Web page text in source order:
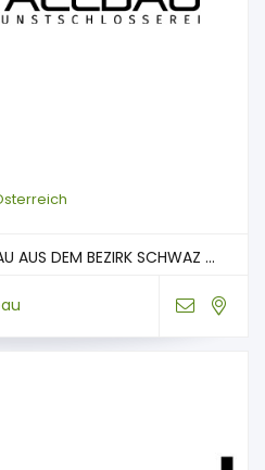
AUS DEM BEZIRK SCHWAZ ...